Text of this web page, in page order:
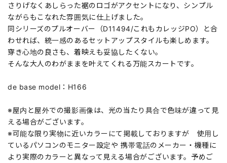
さりげなくあしらった裾のロゴがアクセントになり、シンプル
ながらもこなれた雰囲気に仕上げました。
同シリーズのプルオーバー（D11494/これもカレッジPO）と合
わせれば、統一感のあるセットアップスタイルも楽しめます。
穿き心地の良さも、着映えも妥協したくない。
そんな大人のわがままを叶えてくれる万能スカートです。
de base model：H166
※屋内と屋外での撮影画像は、光の当たり具合で色味が違って見
える場合がございます。
※可能な限り実物に近いカラーにて掲載しておりますが 使用し
ているパソコンのモニター設定や 携帯電話のメーカー・機種に
より実際のカラーと異なって見える場合がございます。予めご